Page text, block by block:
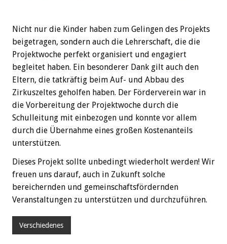
Nicht nur die Kinder haben zum Gelingen des Projekts
beigetragen, sondern auch die Lehrerschaft, die die
Projektwoche perfekt organisiert und engagiert
begleitet haben. Ein besonderer Dank gilt auch den
Eltern, die tatkräftig beim Auf- und Abbau des
Zirkuszeltes geholfen haben. Der Förderverein war in
die Vorbereitung der Projektwoche durch die
Schulleitung mit einbezogen und konnte vor allem
durch die Übernahme eines großen Kostenanteils
unterstützen.
Dieses Projekt sollte unbedingt wiederholt werden! Wir
freuen uns darauf, auch in Zukunft solche
bereichernden und gemeinschaftsfördernden
Veranstaltungen zu unterstützen und durchzuführen.
Verschiedenes